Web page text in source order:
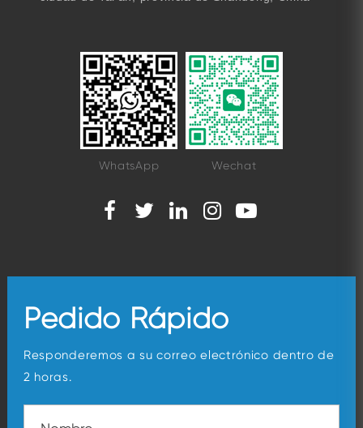
WhatsApp Wechat
Pedido Rápido
Responderemos a su correo electrónico dentro de
2 horas.